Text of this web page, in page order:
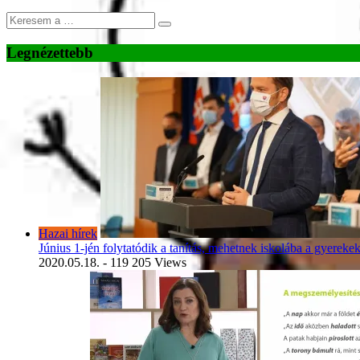
Legnézettebb
Hazai hírek
Június 1-jén folytatódik a tanítás, mehetnek iskolába a gyerekek
2020.05.18. - 119 205 Views